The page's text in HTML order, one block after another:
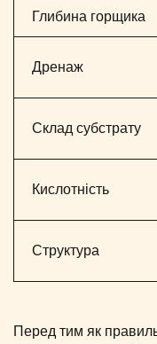
Глибина горщика
Дренаж
Склад субстрату
Кислотність
Структура
Перед тим як